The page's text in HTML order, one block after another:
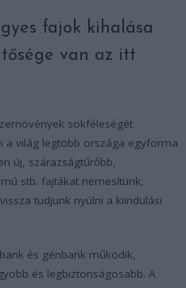
fajok kihalása
van az itt
sokféleségét
a világ legtöbb országa egyforma
új, szárazságtűrőbb,
stb. fajtákat nemesítünk,
tudjunk nyúlni a kiindulási
és génbank működik,
és legbiztonságosabb. A